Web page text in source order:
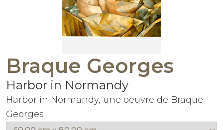
Braque Georges
Harbor in Normandy
Harbor in Normandy, une oeuvre de Braque
Georges